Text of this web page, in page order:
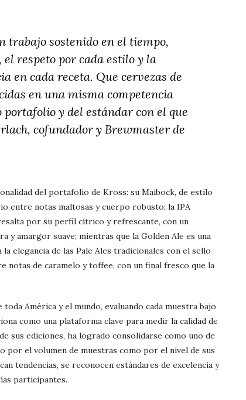
trabajo sostenido en el tiempo,
respeto por cada estilo y la
en cada receta. Que cervezas de
en una misma competencia
y del estándar con el que
cofundador y Brewmaster de
del portafolio de Kross: su Maibock, de estilo
entre notas maltosas y cuerpo robusto; la IPA
por su perfil cítrico y refrescante, con un
amargor suave; mientras que la Golden Ale es una
elegancia de las Pale Ales tradicionales con el sello
notas de caramelo y toffee, con un final fresco que la
América y el mundo, evaluando cada muestra bajo
como una plataforma clave para medir la calidad de
sus ediciones, ha logrado consolidarse como uno de
por el volumen de muestras como por el nivel de sus
tendencias, se reconocen estándares de excelencia y
participantes.